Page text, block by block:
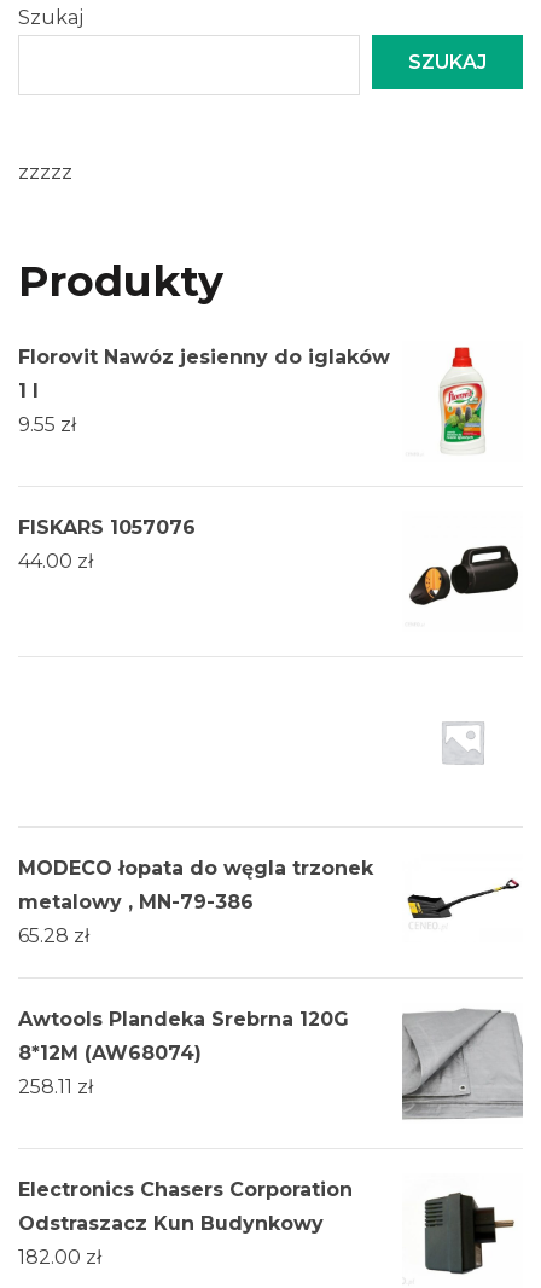
Szukaj
SZUKAJ
zzzzz
Produkty
Florovit Nawóz jesienny do iglaków
1 l
9.55 zł
FISKARS 1057076
44.00 zł
MODECO łopata do węgla trzonek
metalowy , MN-79-386
65.28 zł
Awtools Plandeka Srebrna 120G
8*12M (AW68074)
258.11 zł
Electronics Chasers Corporation
Odstraszacz Kun Budynkowy
182.00 zł